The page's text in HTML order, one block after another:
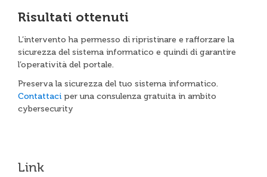
Risultati ottenuti
L’intervento ha permesso di ripristinare e rafforzare la
sicurezza del sistema informatico e quindi di garantire
l’operatività del portale.
Preserva la sicurezza del tuo sistema informatico.
Contattaciper una consulenza gratuita in ambito
cybersecurity
Link